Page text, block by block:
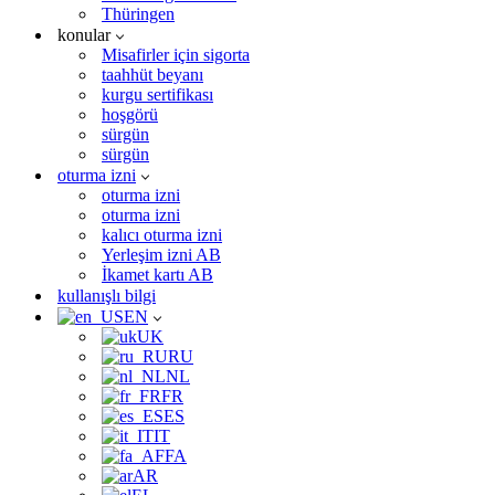
Thüringen
konular
Misafirler için sigorta
taahhüt beyanı
kurgu sertifikası
hoşgörü
sürgün
sürgün
oturma izni
oturma izni
oturma izni
kalıcı oturma izni
Yerleşim izni AB
İkamet kartı AB
kullanışlı bilgi
EN
UK
RU
NL
FR
ES
IT
FA
AR